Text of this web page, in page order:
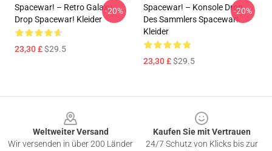
Spacewar! – Retro Galaxy
Drop Spacewar! Kleider
23,30 £$29.5
-20%
Spacewar! – Konsole Drop
Des Sammlers Spacewar!
Kleider
23,30 £$29.5
-20%
Weltweiter Versand
Wir versenden in über 200 Länder
Kaufen Sie mit Vertrauen
24/7 Schutz von Klicks bis zur